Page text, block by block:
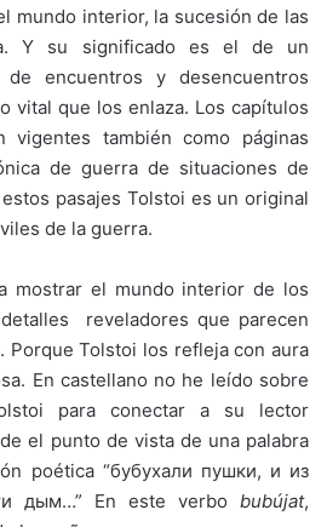
mundo interior, la sucesión de las
Y su significado es el de un
de encuentros y desencuentros
vital que los enlaza. Los capítulos
vigentes también como páginas
de guerra de situaciones de
pasajes Tolstoi es un original
de la guerra.
mostrar el mundo interior de los
reveladores que parecen
Porque Tolstoi los refleja con aura
En castellano no he leído sobre
para conectar a su lector
el punto de vista de una palabra
poética “бубухали пушки, и из
дым…” En este verbo bubújat,